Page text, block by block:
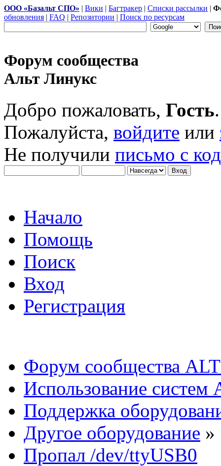
ООО «Базальт СПО» | Вики | Багтракер | Списки рассылки |
обновления | FAQ | Репозитории | Поиск по ресурсам
Форум сообщества
Альт Линукс
Добро пожаловать, Гость.
Пожалуйста, войдите или
Не получили письмо с
Начало
Помощь
Поиск
Вход
Регистрация
Форум сообщества
Использование систем
Поддержка
Другое оборудование »
Пропал /dev/ttyUSB0